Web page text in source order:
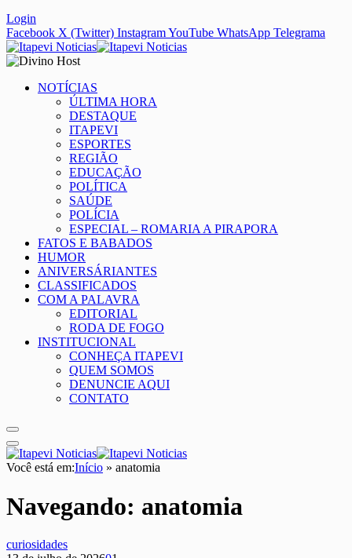
Login
Facebook X (Twitter) InstagramYouTube WhatsApp Telegrama
NOTÍCIAS
ÚLTIMA HORA
DESTAQUE
ITAPEVI
ESPORTES
REGIÃO
EDUCAÇÃO
POLÍTICA
SAÚDE
POLÍCIA
ESPECIAL – ROMARIA A PIRAPORA
FATOS E BABADOS
HUMOR
ANIVERSÁRIANTES
CLASSIFICADOS
COM A PALAVRA
EDITORIAL
RODA DE FOGO
INSTITUCIONAL
CONHEÇA ITAPEVI
QUEM SOMOS
DENUNCIE AQUI
CONTATO
Você está em:Início » anatomia
Navegando: anatomia
curiosidades